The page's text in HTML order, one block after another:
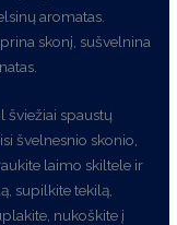
aromatas.
skonį, sušvelnina
šviežiai spaustų
švelnesnio skonio,
laimo skiltele ir
supilkite tekilą,
nukoškite į